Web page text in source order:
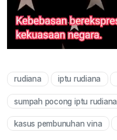
rudiana iptu rudiana
sumpah pocong iptu rudiana
kasus pembunuhan vina